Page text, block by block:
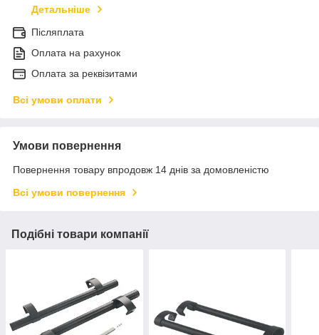
Детальніше
Післяплата
Оплата на рахунок
Оплата за реквізитами
Всі умови оплати
Умови повернення
Повернення товару впродовж 14 днів за домовленістю
Всі умови повернення
Подібні товари компанії